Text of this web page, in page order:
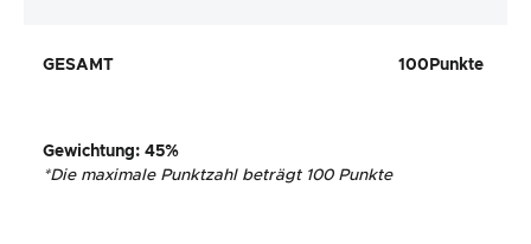
GESAMT 100 Punkte
Gewichtung: 45%
*Die maximale Punktzahl beträgt 100 Punkte